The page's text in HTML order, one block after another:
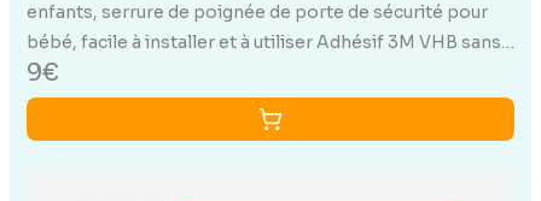
enfants, serrure de poignée de porte de sécurité pour
bébé, facile à installer et à utiliser Adhésif 3M VHB sans
outils ni perceuse (Blanc, 2 Pièces)
9€